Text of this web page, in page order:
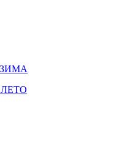
ЗИМА
ЛЕТО